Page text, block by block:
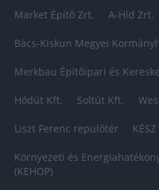
Market Építő Zrt. A-Híd Zrt.
Bács-Kiskun Megyei
Merkbau Építőipari és
Hódút Kft. Soltút Kft.
Liszt Ferenc repülőtér
Környezeti és
(KEHOP)